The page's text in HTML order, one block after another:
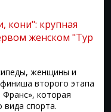
женщины и
второго этапа
которая
вида спорта.